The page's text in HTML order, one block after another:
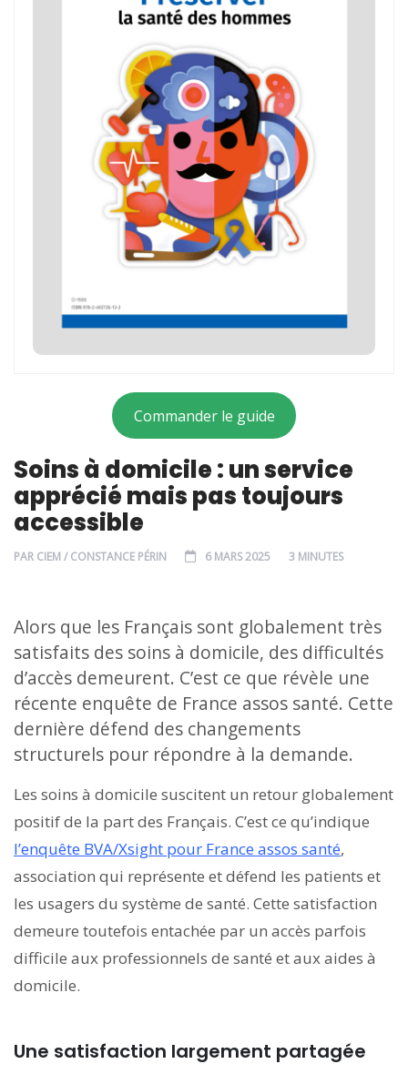
Commander le guide
Soins à domicile : un service
apprécié mais pas toujours
accessible
PAR CIEM / CONSTANCE PÉRIN 6 MARS 2025 3 MINUTES
Alors que les Français sont globalement très
satisfaits des soins à domicile, des difficultés
d’accès demeurent. C’est ce que révèle une
récente enquête de France assos santé. Cette
dernière défend des changements
structurels pour répondre à la demande.
Les soins à domicile suscitent un retour globalement
positif de la part des Français. C’est ce qu’indique
l’enquête BVA/Xsight pour France assos santé,
association qui représente et défend les patients et
les usagers du système de santé. Cette satisfaction
demeure toutefois entachée par un accès parfois
difficile aux professionnels de santé et aux aides à
domicile.
Une satisfaction largement partagée